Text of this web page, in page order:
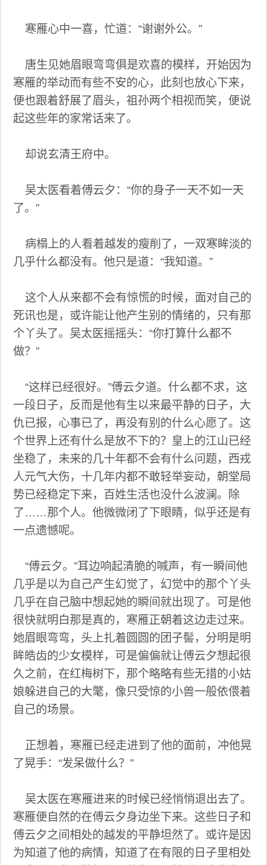
寒雁心中一喜，忙道：“谢谢外公。”
唐生见她眉眼弯弯俱是欢喜的模样，开始因为
寒雁的举动而有些不安的心，此刻也放心下来，
便也跟着舒展了眉头，祖孙两个相视而笑，便说
起这些年的家常话来了。
却说玄清王府中。
吴太医看着傅云夕：“你的身子一天不如一天
了。”
病榻上的人看着越发的瘦削了，一双寒眸淡的
几乎什么都没有。他只是道：“我知道。”
这个人从来都不会有惊慌的时候，面对自己的
死讯也是，或许能让他产生别的情绪的，只有那
个丫头了。吴太医摇摇头：“你打算什么都不
做？”
“这样已经很好。”傅云夕道。什么都不求，这
一段日子，反而是他有生以来最平静的日子，大
仇已报，心事已了，再没有别的什么心愿了。这
个世界上还有什么是放不下的？皇上的江山已经
坐稳了，未来的几十年都不会有什么问题，西戎
人元气大伤，十几年内都不敢轻举妄动，朝堂局
势已经稳定下来，百姓生活也没什么波澜。除
了……那个人。他微微闭了下眼睛，似乎还是有
一点遗憾呢。
“傅云夕。”耳边响起清脆的喊声，有一瞬间他
几乎是以为自己产生幻觉了，幻觉中的那个丫头
几乎在自己脑中想起她的瞬间就出现了。可是他
很快就明白那是真的，寒雁正朝着这边走过来。
她眉眼弯弯，头上扎着圆圆的团子髻，分明是明
眸皓齿的少女模样，可是偏偏就让傅云夕想起很
久之前，在红梅树下，那个略略有些无措的小姑
娘躲进自己的大氅，像只受惊的小兽一般依偎着
自己的场景。
正想着，寒雁已经走进到了他的面前，冲他晃
了晃手：“发呆做什么？”
吴太医在寒雁进来的时候已经悄悄退出去了。
寒雁便自然的在傅云夕身边坐下来。这些日子和
傅云夕之间相处的越发的平静坦然了。或许是因
为知道了他的病情，知道了在有限的日子里相处